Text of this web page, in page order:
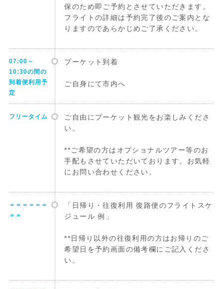
保のため即ご予約とさせていただきます。
フライトの詳細は予約完了後のご案内とな
りますのであらかじめご了承ください。
07:00～
10:30の間の
到着便利用予
定
プーケット到着
ご自身にて市内へ
フリータイム
ご自由にプーケット観光をお楽しみくださ
い。
**ご希望の方はオプショナルツアー等のお
手配もさせていただいております。お気軽
にお問い合わせください。
＝＝＝＝＝＝
＝＝
「日帰り・往復利用 復路便のフライトスケ
ジュール 例」
**日帰り以外の往復利用の方はお帰りのご
希望日を予約画面の備考欄にご記入くださ
い。